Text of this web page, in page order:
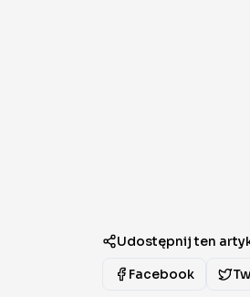
Udostępnij ten
Facebook